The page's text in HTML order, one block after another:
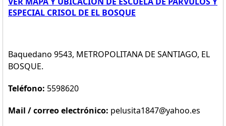
ESPECIAL CRISOL DE EL BOSQUE
Baquedano 9543, METROPOLITANA DE SANTIAGO, EL
BOSQUE.
Teléfono: 5598620
Mail / correo electrónico: pelusita1847@yahoo.es